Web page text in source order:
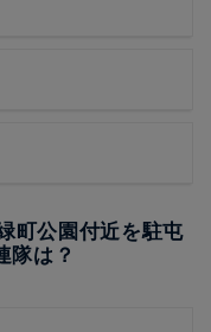
町公園付近を駐屯
隊は？